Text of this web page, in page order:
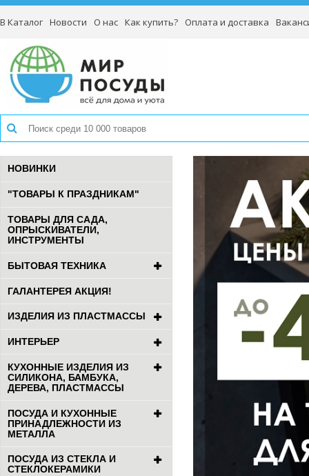
В Каталог Новости О нас Как купить? Оплата и доставка
НОВИНКИ
"ТОВАРЫ К ПРАЗДНИКАМ"
ТОВАРЫ ДЛЯ САДА,
ОПРЫСКИВАТЕЛИ,
ИНСТРУМЕНТЫ
БЫТОВАЯ ТЕХНИКА
ГАЛАНТЕРЕЯ АКЦИЯ!
ИЗДЕЛИЯ ИЗ ПЛАСТМАССЫ
ИНТЕРЬЕР
КУХОННЫЕ ИЗДЕЛИЯ ИЗ
СИЛИКОНА, БАМБУКА,
ДЕРЕВА, ПЛАСТМАССЫ
ПОСУДА И КУХОННЫЕ
ПРИНАДЛЕЖНОСТИ ИЗ
МЕТАЛЛА
ПОСУДА ИЗ СТЕКЛА И
СТЕКЛОКЕРАМИКИ